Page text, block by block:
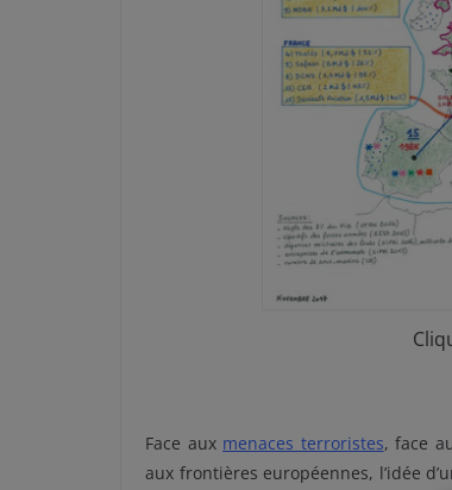
Face aux menaces terroristes, face
aux frontières européennes, l’idée